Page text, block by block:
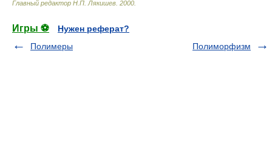
Главный редактор Н.П. Лякишев 2000
Игры ⚽
Нужен реферат?
Полимеры
Полиморфизм